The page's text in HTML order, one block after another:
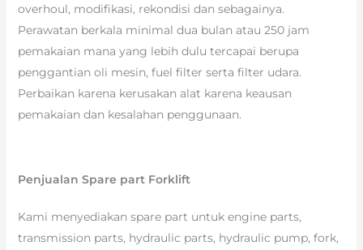
overhoul, modifikasi, rekondisi dan sebagainya.
Perawatan berkala minimal dua bulan atau 250 jam
pemakaian mana yang lebih dulu tercapai berupa
penggantian oli mesin, fuel filter serta filter udara.
Perbaikan karena kerusakan alat karena keausan
pemakaian dan kesalahan penggunaan.
Penjualan Spare part Forklift
Kami menyediakan spare part untuk engine parts,
transmission parts, hydraulic parts, hydraulic pump, fork,